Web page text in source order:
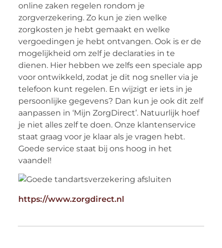
online zaken regelen rondom je
zorgverzekering. Zo kun je zien welke
zorgkosten je hebt gemaakt en welke
vergoedingen je hebt ontvangen. Ook is er de
mogelijkheid om zelf je declaraties in te
dienen. Hier hebben we zelfs een speciale app
voor ontwikkeld, zodat je dit nog sneller via je
telefoon kunt regelen. En wijzigt er iets in je
persoonlijke gegevens? Dan kun je ook dit zelf
aanpassen in ‘Mijn ZorgDirect’. Natuurlijk hoef
je niet alles zelf te doen. Onze klantenservice
staat graag voor je klaar als je vragen hebt.
Goede service staat bij ons hoog in het
vaandel!
https://www.zorgdirect.nl